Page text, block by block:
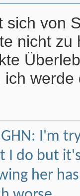
sich von
nicht zu
ich
I'm
I do but
her